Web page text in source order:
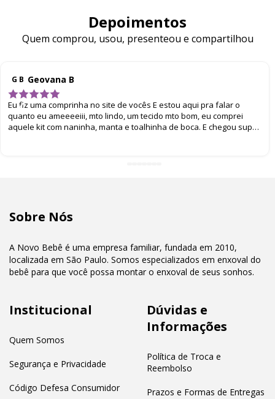
Depoimentos
Quem comprou, usou, presenteou e compartilhou
G B Geovana B
Eu fiz uma comprinha no site de vocês E estou aqui pra falar o
quanto eu ameeeeiii, mto lindo, um tecido mto bom, eu comprei
aquele kit com naninha, manta e toalhinha de boca. E chegou super
Sobre Nós
A Novo Bebê é uma empresa familiar, fundada em 2010,
localizada em São Paulo. Somos especializados em enxoval do
bebê para que você possa montar o enxoval de seus sonhos.
Institucional
Quem Somos
Segurança e Privacidade
Código Defesa Consumidor
Dúvidas e
Informações
Política de Troca e
Reembolso
Prazos e Formas de Entregas